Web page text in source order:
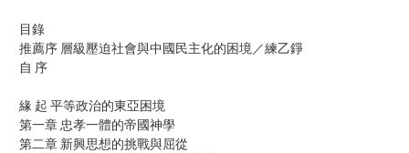
目錄
推薦序 層級壓迫社會與中國民主化的困境／練乙錚
自 序
緣 起 平等政治的東亞困境
第一章 忠孝一體的帝國神學
第二章 新興思想的挑戰與屈從